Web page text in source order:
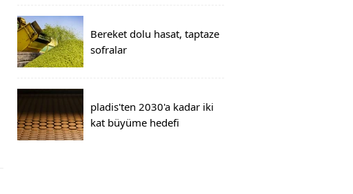
Bereket dolu hasat, taptaze
sofralar
pladis'ten 2030'a kadar iki
kat büyüme hedefi